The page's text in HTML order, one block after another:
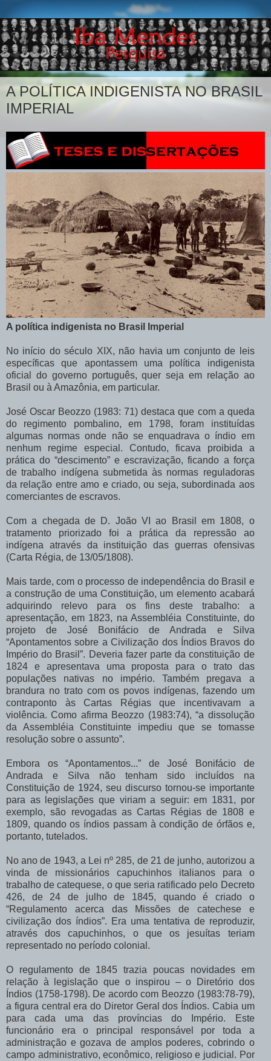
A POLÍTICA INDIGENISTA NO BRASIL
IMPERIAL
A política indigenista no Brasil Imperial
No início do século XIX, não havia um conjunto de leis
específicas que apontassem uma política indigenista
oficial do governo português, quer seja em relação ao
Brasil ou à Amazônia, em particular.
José Oscar Beozzo (1983: 71) destaca que com a queda
do regimento pombalino, em 1798, foram instituídas
algumas normas onde não se enquadrava o índio em
nenhum regime especial. Contudo, ficava proibida a
prática do “descimento” e escravização, ficando a força
de trabalho indígena submetida às normas reguladoras
da relação entre amo e criado, ou seja, subordinada aos
comerciantes de escravos.
Com a chegada de D. João VI ao Brasil em 1808, o
tratamento priorizado foi a prática da repressão ao
indígena através da instituição das guerras ofensivas
(Carta Régia, de 13/05/1808).
Mais tarde, com o processo de independência do Brasil e
a construção de uma Constituição, um elemento acabará
adquirindo relevo para os fins deste trabalho: a
apresentação, em 1823, na Assembléia Constituinte, do
projeto de José Bonifácio de Andrada e Silva
“Apontamentos sobre a Civilização dos Índios Bravos do
Império do Brasil”. Deveria fazer parte da constituição de
1824 e apresentava uma proposta para o trato das
populações nativas no império. Também pregava a
brandura no trato com os povos indígenas, fazendo um
contraponto às Cartas Régias que incentivavam a
violência. Como afirma Beozzo (1983:74), “a dissolução
da Assembléia Constituinte impediu que se tomasse
resolução sobre o assunto”.
Embora os “Apontamentos...” de José Bonifácio de
Andrada e Silva não tenham sido incluídos na
Constituição de 1924, seu discurso tornou-se importante
para as legislações que viriam a seguir: em 1831, por
exemplo, são revogadas as Cartas Régias de 1808 e
1809, quando os índios passam à condição de órfãos e,
portanto, tutelados.
No ano de 1943, a Lei nº 285, de 21 de junho, autorizou a
vinda de missionários capuchinhos italianos para o
trabalho de catequese, o que seria ratificado pelo Decreto
426, de 24 de julho de 1845, quando é criado o
“Regulamento acerca das Missões de catechese e
civilização dos índios”. Era uma tentativa de reproduzir,
através dos capuchinhos, o que os jesuítas teriam
representado no período colonial.
O regulamento de 1845 trazia poucas novidades em
relação à legislação que o inspirou – o Diretório dos
Índios (1758-1798). De acordo com Beozzo (1983:78-79),
a figura central era do Diretor Geral dos Índios. Cabia um
para cada uma das províncias do Império. Este
funcionário era o principal responsável por toda a
administração e gozava de amplos poderes, cobrindo o
campo administrativo, econômico, religioso e judicial. Por